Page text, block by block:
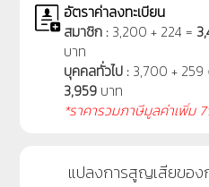
อัตราค่าลงทะเบียน
สมาชิก : 3,200 + 224 =
บาท
บุคคลทั่วไป : 3,700 + 259
3,959 บาท
*ราคารวมภาษีมูลค่าเพิ่ม
แปลงการสูญเสียของ